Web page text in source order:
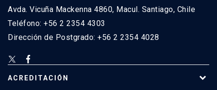
Avda. Vicuña Mackenna 4860, Macul. Santiago, Chile
Teléfono: +56 2 2354 4303
Dirección de Postgrado: +56 2 2354 4028
ACREDITACIÓN